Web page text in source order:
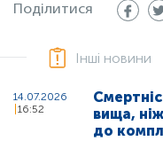
Поділитися
Інші новини
14.07.2026
16:52
вища,
до